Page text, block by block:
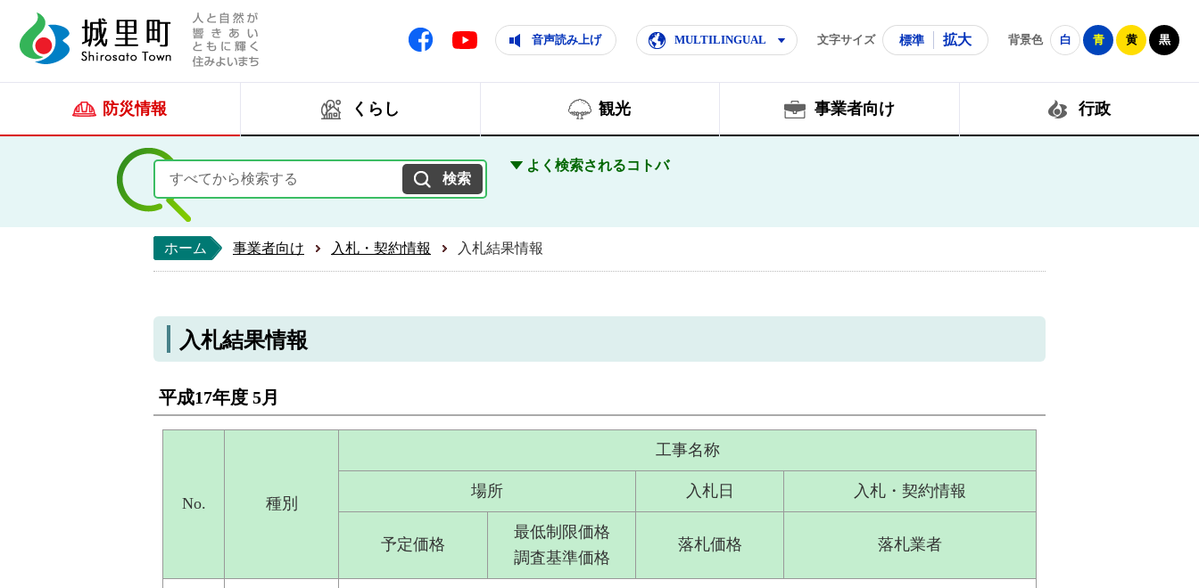
人と自然が響きあいともに輝く住みよいまち
Facebook Youtube 音声読み上げ MULTILINGUAL 文字サイズ 標準 拡大 背景色 白 青 黄 黒
防災情報 くらし 観光 事業者向け 行政
よく検索されるコトバ
ホーム 事業者向け 入札・契約情報 入札結果情報
入札結果情報
平成17年度 5月
No. 種別
工事名称
場所 入札日 入札・契約情報
予定価格
最低制限価格
調査基準価格
落札価格 落札業者